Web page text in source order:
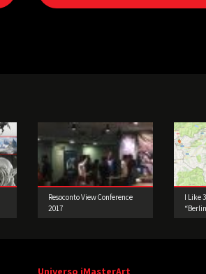
Resoconto View Conference
2017
I Like
Universo iMasterArt